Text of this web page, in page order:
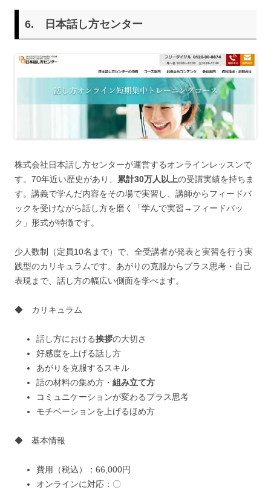
6. 日本話し方センター
株式会社日本話し方センターが運営するオンラインレッスンで
す。70年近い歴史があり、
累計30万人以上の受講実績を持ちま
す。講義で学んだ内容をその場で実習し、講師からフィードバ
ックを受けながら話し方を磨く「学んで実習→フィードバッ
ク」形式が特徴です。
少人数制（定員10名まで）で、全受講者が発表と実習を行う実
践型のカリキュラムです。あがりの克服からプラス思考・自己
表現まで、話し方の幅広い側面を学べます。
◆ カリキュラム
話し方における挨拶の大切さ
好感度を上げる話し方
あがりを克服するスキル
話の材料の集め方・ 組み立て方
コミュニケーションが変わるプラス思考
モチベーションを上げるほめ方
◆ 基本情報
費用（税込）：66,000円
オンラインに対応：〇